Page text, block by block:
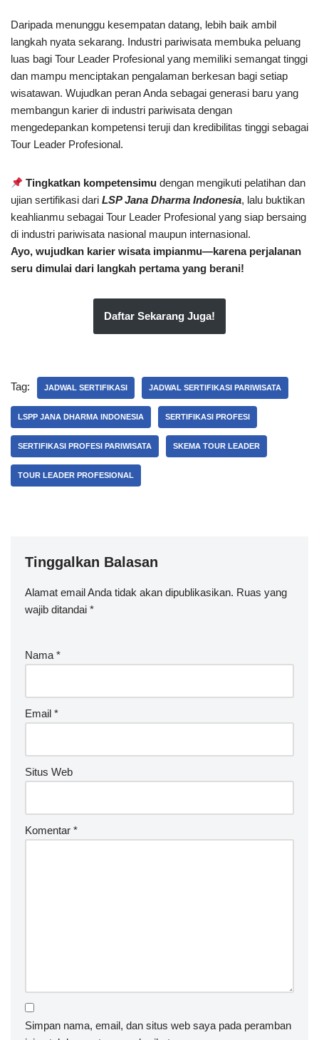
Daripada menunggu kesempatan datang, lebih baik ambil
langkah nyata sekarang. Industri pariwisata membuka peluang
luas bagi Tour Leader Profesional yang memiliki semangat tinggi
dan mampu menciptakan pengalaman berkesan bagi setiap
wisatawan. Wujudkan peran Anda sebagai generasi baru yang
membangun karier di industri pariwisata dengan
mengedepankan kompetensi teruji dan kredibilitas tinggi sebagai
Tour Leader Profesional.
Tingkatkan kompetensimu dengan mengikuti pelatihan dan
ujian sertifikasi dari LSP Jana Dharma Indonesia, lalu buktikan
keahlianmu sebagai Tour Leader Profesional yang siap bersaing
di industri pariwisata nasional maupun internasional.
Ayo, wujudkan karier wisata impianmu—karena perjalanan
seru dimulai dari langkah pertama yang berani!
Daftar Sekarang Juga!
Tag: JADWAL SERTIFIKASI JADWAL SERTIFIKASI PARIWISATA
LSPP JANA DHARMA INDONESIA SERTIFIKASI PROFESI
SERTIFIKASI PROFESI PARIWISATA SKEMA TOUR LEADER
TOUR LEADER PROFESIONAL
Tinggalkan Balasan
Alamat email Anda tidak akan dipublikasikan. Ruas yang
wajib ditandai *
Nama *
Email *
Situs Web
Komentar *
Simpan nama, email, dan situs web saya pada peramban